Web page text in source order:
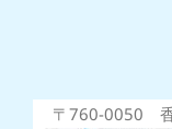
〒760-0050